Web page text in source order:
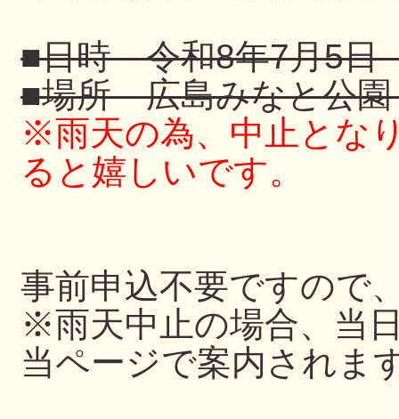
■日時 令和8年7月5日
■場所 広島みなと公園
※雨天の為、中止とな
ると嬉しいです。
事前申込不要ですので
※雨天中止の場合、当
当ページで案内されま